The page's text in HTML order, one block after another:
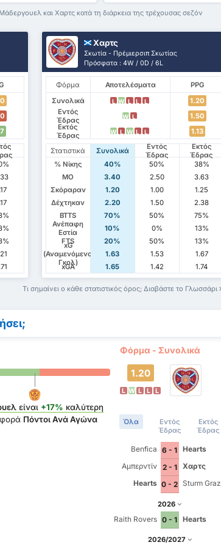
και Χαρτς κατά τη διάρκεια της τρέχουσας σεζόν
Χαρτς
Σκωτία - Πρέμιερσιπ Σκωτίας
Πρόσφατα : 4W / 0D / 6L
Φόρμα Αποτελέσματα
PPG
Συνολικά
L W L L L
1.20
Εντός
Έδρας
W L
1.50
Εκτός
Έδρας
W L W L L 1.13
Στατιστικά Συνολικά
Εντός
Έδρας
Εκτός
Έδρας
% Νίκης
40% 50%
38%
ΜΟ
3.40 2.50
3.63
Σκόραραν
1.20 1.00
1.25
Δέχτηκαν
2.20 1.50
2.38
BTTS
70% 50%
75%
Ανέπαφη
Εστία
10% 0%
13%
FTS
20% 50% 13%
xG
(Αναμενόμενα
Γκολ)
1.63 1.53
1.67
xGA
1.65 1.42 1.74
Τι σημαίνει ο κάθε στατιστικός όρος; Διαβάστε το Γλωσσάρι
Φόρμα - Συνολικά
είναι +17% καλύτερη
Πόντοι Ανά Αγώνα
1.20
L W L L L
Όλα
Εντός
Έδρας
Εκτός
Έδρας
Benfica 6 - 1
Hearts
Αμπερντίν
2 - 1
Χαρτς
Hearts 0 - 2 Sturm Graz
2026
Raith Rovers 0 - 1 Hearts
2026/2027